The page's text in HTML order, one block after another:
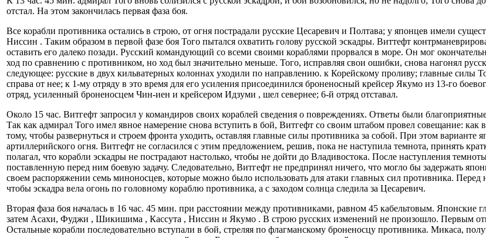
отстал. На этом закончилась первая фаза боя.
Все корабли противника остались в строю, от огня пострадали русские Цесаревич и Полтава; у японцев имели
Ниссин . Таким образом в первой фазе боя Того пытался охватить голову русской эскадры. Виттефт
оставить его далеко позади. Русский командующий со всеми своими кораблями прорвался в море. Он мог
ход по сравнению с противником, но ход был значительно меньше. Того, исправляя свои ошибки, снова нагонял
следующее: русские в двух кильватерных колоннах уходили по направлению. к Корейскому проливу; главные силы
справа от нее; к 1-му отряду в это время для его усиления присоединился броненосный крейсер Якумо из 13-го
отряд, усиленный броненосцем Чин-иен и крейсером Идзуми , шел севернее; 6-й отряд отставал.
Около 15 час. Витгефт запросил у командиров своих кораблей сведения о повреждениях. Ответы были
Так как адмирал Того имел явное намерение снова вступить в бой, Витгефт со своим штабом провел совещание:
тому, чтобы развернуться и строем фронта уходить, оставляя главные силы противника за собой. При этом
артиллерийского огня. Витгефт не согласился с этим предложением, решив, пока не наступила темнота, принять
полагал, что корабли эскадры не пострадают настолько, чтобы не дойти до Владивостока. После наступления
поставленную перед ним боевую задачу. Следовательно, Витгефт не предпринял ничего, что могло бы задержать
своем распоряжении семь миноносцев, которые можно было использовать для атаки главных сил противника.
чтобы эскадра вела огонь по головному кораблю противника, а с заходом солнца следила за Цесаревич.
Вторая фаза боя началась в 16 час. 45 мин. при расстоянии между противниками, равном 45 кабельтовым.
затем Асахи, Фуджи , Шикишима , Кассута , Ниссин и Якумо . В строю русских изменений не произошло. Первым
Остальные корабли последовательно вступали в бой, стреляя по флагманскому броненосцу противника. Микаса,